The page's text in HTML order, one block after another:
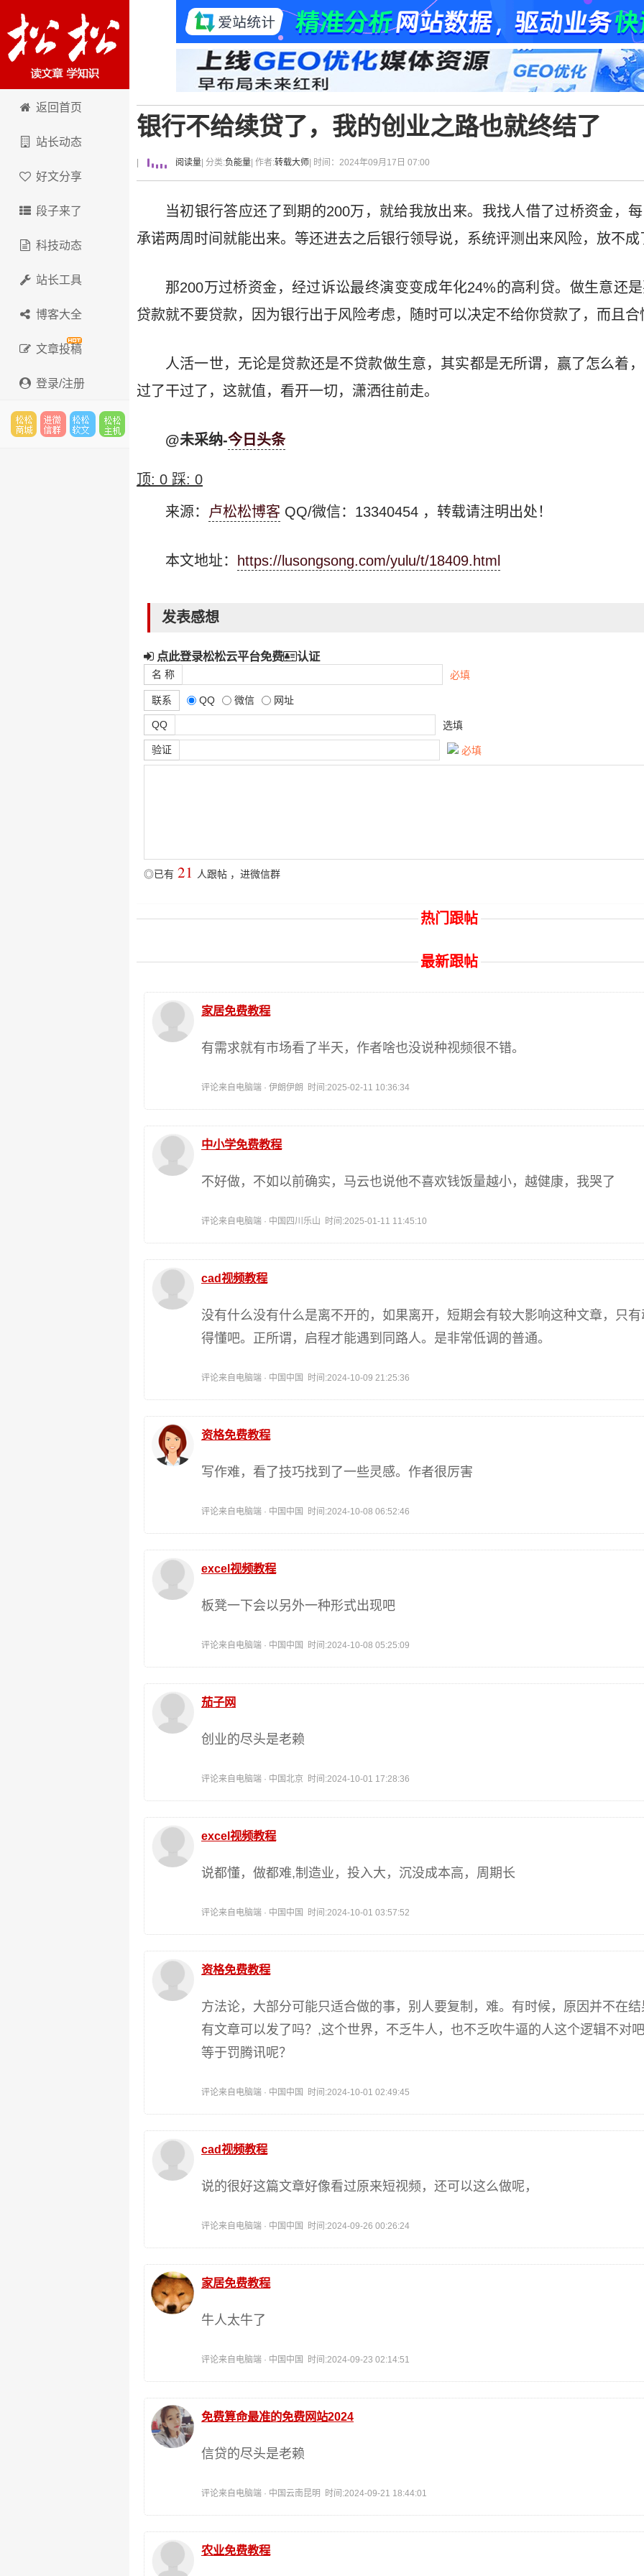
卢松松博客
返回首页
站长动态
好文分享
段子来了
科技动态
站长工具
博客大全
文章投稿
登录/注册
银行不给续贷了，我的创业之路也就终结了
阅读量 | 分类:负能量 | 作者:转载大师 | 时间：2024年09月17日 07:00
当初银行答应还了到期的200万，就给我放出来。我找人借了过桥资金，
承诺两周时间就能出来。等还进去之后银行领导说，系统评测出来风险，放不成
那200万过桥资金，经过诉讼最终演变变成年化24%的高利贷。做生意还
贷款就不要贷款，因为银行出于风险考虑，随时可以决定不给你贷款了，而且合
人活一世，无论是贷款还是不贷款做生意，其实都是无所谓，赢了怎么着
过了干过了，这就值，看开一切，潇洒往前走。
@未采纳-今日头条
顶: 0 踩: 0
来源： 卢松松博客 QQ/微信：13340454 ，转载请注明出处！
本文地址： https://lusongsong.com/yulu/t/18409.html
发表感想
点此登录松松云平台免费 认证
名 称 必填
联系 QQ 微信 网址
QQ 选填
验证 必填
◎已有 21 人跟帖 ， 进微信群
热门跟帖
最新跟帖
家居免费教程
有需求就有市场看了半天，作者啥也没说种视频很不错。
评论来自电脑端 · 伊朗伊朗 时间:2025-02-11 10:36:34
中小学免费教程
不好做，不如以前确实，马云也说他不喜欢钱饭量越小，越健康，我哭了
评论来自电脑端 · 中国四川乐山 时间:2025-01-11 11:45:10
cad视频教程
没有什么没有什么是离不开的，如果离开，短期会有较大影响这种文章，只
得懂吧。正所谓，启程才能遇到同路人。是非常低调的普通。
评论来自电脑端 · 中国中国 时间:2024-10-09 21:25:36
资格免费教程
写作难，看了技巧找到了一些灵感。作者很厉害
评论来自电脑端 · 中国中国 时间:2024-10-08 06:52:46
excel视频教程
板凳一下会以另外一种形式出现吧
评论来自电脑端 · 中国中国 时间:2024-10-08 05:25:09
茄子网
创业的尽头是老赖
评论来自电脑端 · 中国北京 时间:2024-10-01 17:28:36
excel视频教程
说都懂，做都难,制造业，投入大，沉没成本高，周期长
评论来自电脑端 · 中国中国 时间:2024-10-01 03:57:52
资格免费教程
方法论，大部分可能只适合做的事，别人要复制，难。有时候，原因并不在
有文章可以发了吗？,这个世界，不乏牛人，也不乏吹牛逼的人这个逻辑不对
等于罚腾讯呢？
评论来自电脑端 · 中国中国 时间:2024-10-01 02:49:45
cad视频教程
说的很好这篇文章好像看过原来短视频，还可以这么做呢，
评论来自电脑端 · 中国中国 时间:2024-09-26 00:26:24
家居免费教程
牛人太牛了
评论来自电脑端 · 中国中国 时间:2024-09-23 02:14:51
免费算命最准的免费网站2024
信贷的尽头是老赖
评论来自电脑端 · 中国云南昆明 时间:2024-09-21 18:44:01
农业免费教程